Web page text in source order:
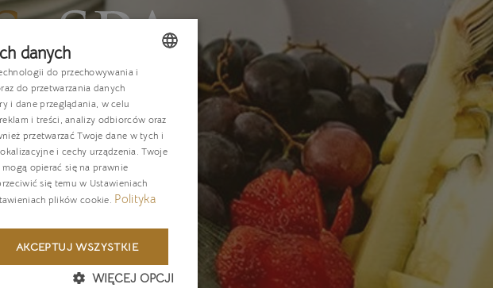
GERMAN
danych
do przechowywania i
do przetwarzania danych
i dane przeglądania, w celu
i treści, analizy odbiorców oraz
przetwarzać Twoje dane w tych i
i cechy urządzenia. Twoje
opierać się na prawnie
się temu w Ustawieniach
plików cookie Polityka
AKCEPTUJ WSZYSTKIE
WIĘCEJ OPCJI